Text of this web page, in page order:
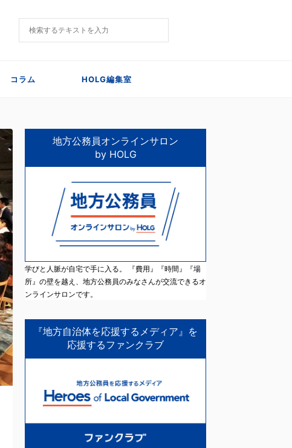
コラム HOLG編集室
地方公務員オンラインサロン
by HOLG
学びと人脈が自宅で手に入る。 『費用』『時間』『場
所』の壁を越え、地方公務員のみなさんが交流できるオ
ンラインサロンです。
『地方自治体を応援するメディア』を
応援するファンクラブ